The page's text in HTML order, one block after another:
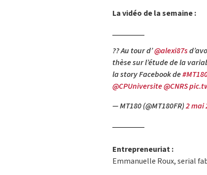
La vidéo de la semaine :
?‍? Au tour d’@alexi87s
thèse sur l’étude de la
la story Facebook de
@CPUniversite@CNRS
— MT180 (@MT180FR)2 mai
Entrepreneuriat :
Emmanuelle Roux, serial